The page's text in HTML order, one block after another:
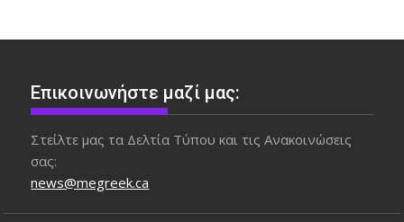
Επικοινωνήστε μαζί μας:
Στείλτε μας τα Δελτία Τύπου και τις Ανακοινώσεις
σας:
news@megreek.ca